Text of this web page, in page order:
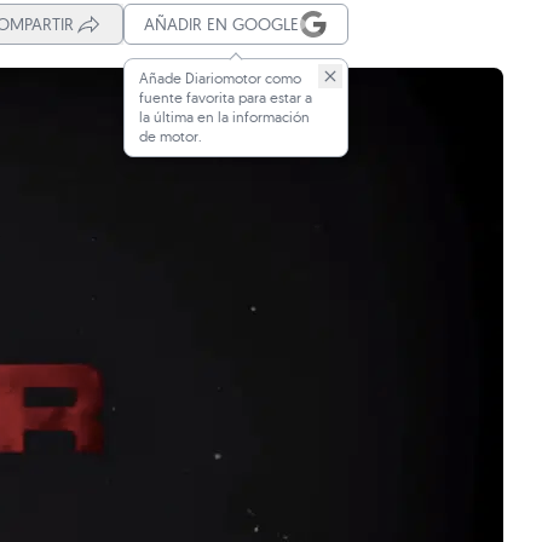
AÑADIR EN GOOGLE
Añade Diariomotor como
fuente favorita para estar a
la última en la información
de motor.